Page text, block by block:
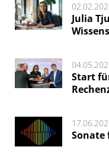
Julia
Start
Sonate